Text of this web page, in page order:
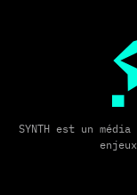
SYNTH est un